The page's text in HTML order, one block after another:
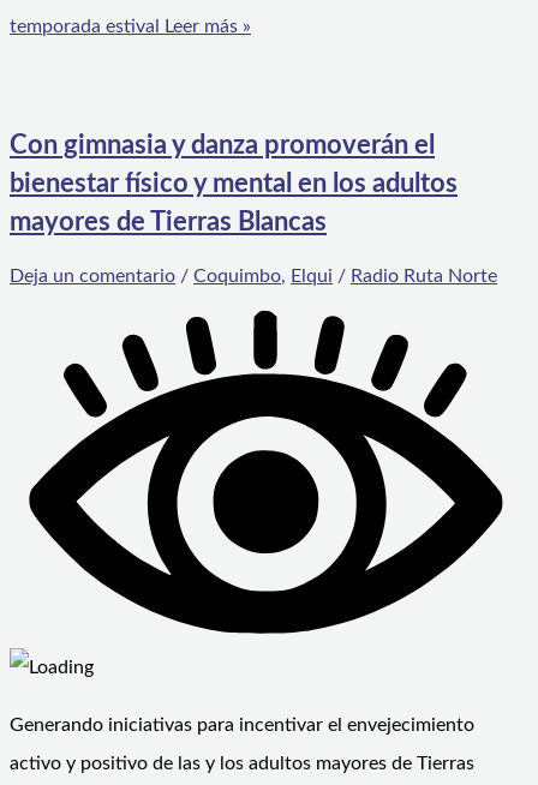
temporada estival
Leer más »
Con gimnasia y danza promoverán el
bienestar físico y mental en los adultos
mayores de Tierras Blancas
Deja un comentario / Coquimbo, Elqui / Radio Ruta Norte
Generando iniciativas para incentivar el envejecimiento
activo y positivo de las y los adultos mayores de Tierras